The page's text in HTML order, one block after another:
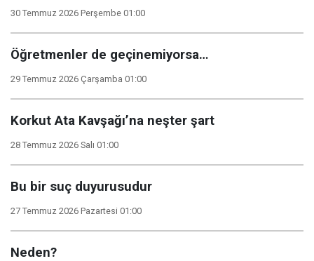
30 Temmuz 2026 Perşembe 01:00
Öğretmenler de geçinemiyorsa…
29 Temmuz 2026 Çarşamba 01:00
Korkut Ata Kavşağı’na neşter şart
28 Temmuz 2026 Salı 01:00
Bu bir suç duyurusudur
27 Temmuz 2026 Pazartesi 01:00
Neden?